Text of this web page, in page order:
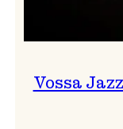
Vossa